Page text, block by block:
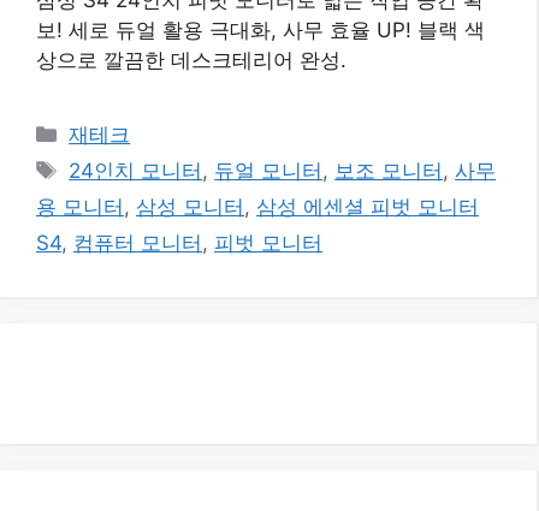
보! 세로 듀얼 활용 극대화, 사무 효율 UP! 블랙 색
상으로 깔끔한 데스크테리어 완성.
카
테
리
재테크
태
그
24인치 모니터 , 듀얼 모니터 , 보조 모니터 ,사무
용 모니터 , 삼성 모니터 , 삼성 에센셜 피벗 모니터
S4, 컴퓨터 모니터 , 피벗 모니터